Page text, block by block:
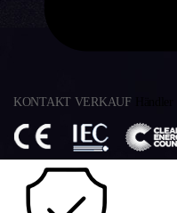
KONTAKT VERKAUF